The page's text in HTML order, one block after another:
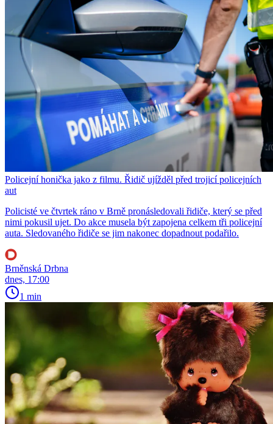
Policejní honička jako z filmu. Řidič ujížděl před trojicí policejních
aut
Policisté ve čtvrtek ráno v Brně pronásledovali řidiče, který se před
nimi pokusil ujet. Do akce musela být zapojena celkem tři policejní
auta. Sledovaného řidiče se jim nakonec dopadnout podařilo.
Brněnská Drbna
dnes, 17:00
1 min